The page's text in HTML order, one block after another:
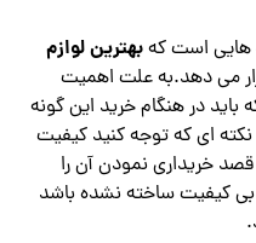
هایی است کهبهترین لوازم
می دهد.به علت اهمیت
در هنگام خرید این گونه
ای که توجه کنید کیفیت
خریداری نمودن آن را
کیفیت ساخته نشده باشد